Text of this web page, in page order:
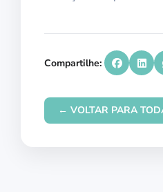
Compartilhe:
← VOLTAR PARA